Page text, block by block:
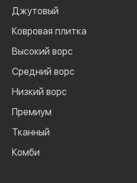
Джутовый
Ковровая плитка
Высокий ворс
Средний ворс
Низкий ворс
Премиум
Тканный
Комби